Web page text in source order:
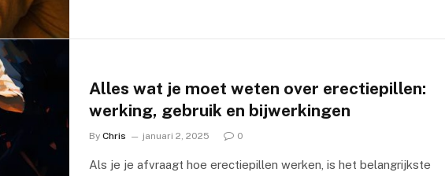
Alles wat je moet weten over erectiepillen:
werking, gebruik en bijwerkingen
By Chris januari 2, 2025 0
Als je je afvraagt hoe erectiepillen werken, is het belangrijkste